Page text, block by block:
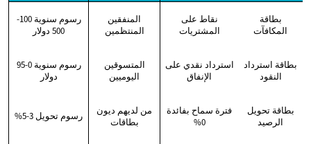
بطاقة
المكافآت
نقاط على
المشتريات
المنفقين
المنتظمين
رسوم سنوية 100-
500 دولار
بطاقة استرداد
النقود
استرداد نقدي على
الإنفاق
المتسوقين
اليوميين
رسوم سنوية 0-95
دولار
بطاقة تحويل
الرصيد
فترة سماح بفائدة
0%
من لديهم ديون
بطاقات
رسوم تحويل 3-5%